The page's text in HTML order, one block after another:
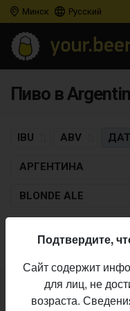
Минск Русский
Пиво в
IBU ABV
АРГЕНТИНА
BLONDE ALE
Не нашли ваш
Подтвердите,
Сайт содержит
для лиц, не
возраста.